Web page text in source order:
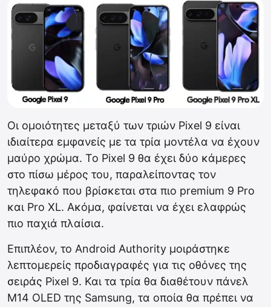
Οι ομοιότητες μεταξύ των τριών Pixel 9 είναι
ιδιαίτερα εμφανείς με τα τρία μοντέλα να έχουν
μαύρο χρώμα. Το Pixel 9 θα έχει δύο κάμερες
στο πίσω μέρος του, παραλείποντας τον
τηλεφακό που βρίσκεται στα πιο premium 9 Pro
και Pro XL. Ακόμα, φαίνεται να έχει ελαφρώς
πιο παχιά πλαίσια.
Επιπλέον, το Android Authority μοιράστηκε
λεπτομερείς προδιαγραφές για τις οθόνες της
σειράς Pixel 9. Και τα τρία θα διαθέτουν πάνελ
M14 OLED της Samsung, τα οποία θα πρέπει να